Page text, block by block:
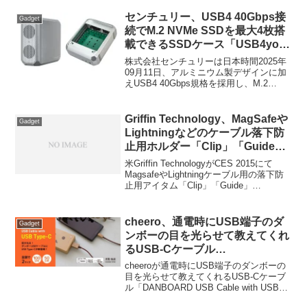
Gadget
センチュリー、USB4 40Gbps接
続でM.2 NVMe SSDを最大4枚搭
載できるSSDケース「USB4you
Silver Base 4Bay」を発売。
株式会社センチュリーは日本時間2025年
09月11日、アルミニウム製デザインに加
えUSB4 40Gbps規格を採用し、M.2
4Bay (CFUMX4U40G)」を発表しました
が、そのケースの販売が開始されていま
す。
Gadget
Griffin Technology、MagSafeや
Lightningなどのケーブル落下防
止用ホルダー「Clip」「Guide」
「Hanger」「Sleeve」を発表。
米Griffin TechnologyがCES 2015にて
MagsafeやLightningケーブル用の落下防
止用アイタム「Clip」「Guide」
Gadget
cheero、通電時にUSB端子のダ
ンボーの目を光らせて教えてくれ
るUSB-Cケーブル
「DANBOARD USB Cable with
USB Type-C」を発売。
cheeroが通電時にUSB端子のダンボーの
目を光らせて教えてくれるUSB-Cケーブ
ル「DANBOARD USB Cable with USB